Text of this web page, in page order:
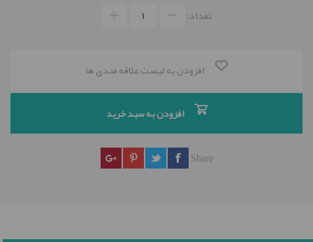
تعداد:
افزودن به لیست علاقه مندی ها
افزودن به سبد خرید
Share